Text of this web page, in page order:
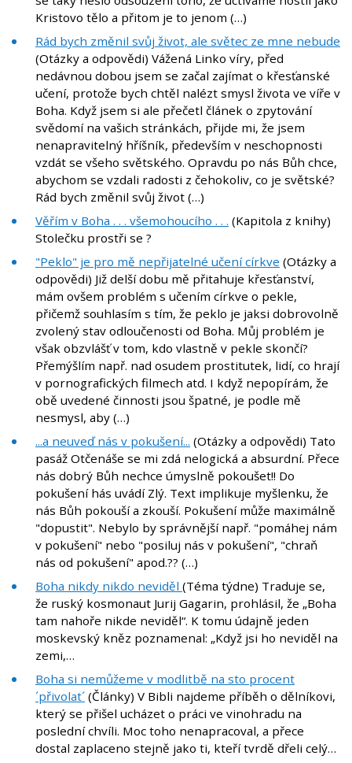
Kristovo tělo a přitom je to jenom (…)
Rád bych změnil svůj život, ale světec ze mne nebude
(Otázky a odpovědi) Vážená Linko víry, před
nedávnou dobou jsem se začal zajímat o křesťanské
učení, protože bych chtěl nalézt smysl života ve víře v
Boha. Když jsem si ale přečetl článek o zpytování
svědomí na vašich stránkách, přijde mi, že jsem
nenapravitelný hříšník, především v neschopnosti
vzdát se všeho světského. Opravdu po nás Bůh chce,
abychom se vzdali radosti z čehokoliv, co je světské?
Rád bych změnil svůj život (…)
Věřím v Boha . . . všemohoucího . . . (Kapitola z knihy)
Stolečku prostři se ?
"Peklo" je pro mě nepřijatelné učení církve (Otázky a
odpovědi) Již delší dobu mě přitahuje křesťanství,
mám ovšem problém s učením církve o pekle,
přičemž souhlasím s tím, že peklo je jaksi dobrovolně
zvolený stav odloučenosti od Boha. Můj problém je
však obzvlášť v tom, kdo vlastně v pekle skončí?
Přemýšlím např. nad osudem prostitutek, lidí, co hrají
v pornografických filmech atd. I když nepopírám, že
obě uvedené činnosti jsou špatné, je podle mě
nesmysl, aby (…)
...a neuveď nás v pokušení... (Otázky a odpovědi) Tato
pasáž Otčenáše se mi zdá nelogická a absurdní. Přece
nás dobrý Bůh nechce úmyslně pokoušet!! Do
pokušení hás uvádí Zlý. Text implikuje myšlenku, že
nás Bůh pokouší a zkouší. Pokušení může maximálně
"dopustit". Nebylo by správnější např. "pomáhej nám
v pokušení" nebo "posiluj nás v pokušení", "chraň
nás od pokušení" apod.?? (…)
Boha nikdy nikdo neviděl (Téma týdne) Traduje se,
že ruský kosmonaut Jurij Gagarin, prohlásil, že „Boha
tam nahoře nikde neviděl“. K tomu údajně jeden
moskevský kněz poznamenal: „Když jsi ho neviděl na
zemi,…
Boha si nemůžeme v modlitbě na sto procent
´přivolat´ (Články) V Bibli najdeme příběh o dělníkovi,
který se přišel ucházet o práci ve vinohradu na
poslední chvíli. Moc toho nenapracoval, a přece
dostal zaplaceno stejně jako ti, kteří tvrdě dřeli celý…